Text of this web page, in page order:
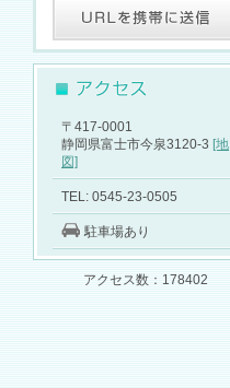
〒417-0001
静岡県富士市今泉3120-3 [地
図]
TEL: 0545-23-0505
駐車場あり
アクセス数：178402